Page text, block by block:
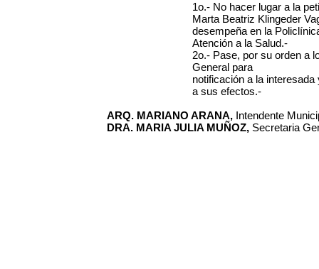
1o.- No hacer lugar a la
Marta Beatriz Klingeder
desempeña en la
Atención a la Salud.-
2o.- Pase, por su orden a
General para
notificación a la
a sus efectos.-
ARQ. MARIANO ARANA, Intendente
DRA. MARIA JULIA MUÑOZ, Secretaria